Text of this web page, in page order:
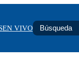
EN VIVO